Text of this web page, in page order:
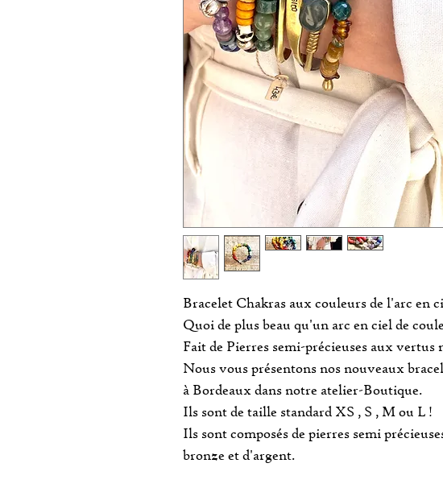
Bracelet Chakras aux couleurs de l'arc en
Quoi de plus beau qu'un arc en ciel de
Fait de Pierres semi-précieuses aux vertus
Nous vous présentons nos nouveaux
à Bordeaux dans notre atelier-Boutique.
Ils sont de taille standard XS , S , M ou L !
Ils sont composés de pierres semi
bronze et d'argent.